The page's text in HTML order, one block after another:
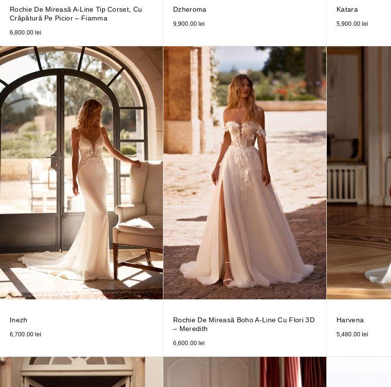
Rochie De Mireasă A-Line Tip Corset, Cu
Crăpătură Pe Picior – Fiamma
6,800.00lei
Dzheroma
9,900.00lei
Katara
5,900.00lei
Inezh
6,700.00 lei
Rochie De Mireasă Boho A-Line Cu Flori 3D
– Meredith
6,600.00 lei
Harvena
5,480.00 lei